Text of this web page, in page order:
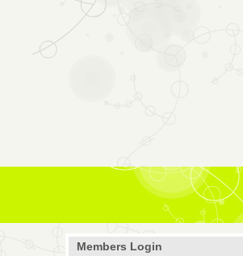
Members Login